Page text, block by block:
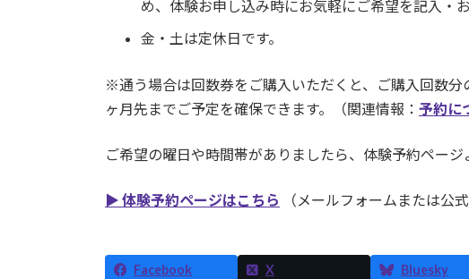
め、体験お申し込み時にお気軽にご希望を記入・
金・土は定休日です。
※通う場合は回数券をご購入いただくと、ご購入回数
ヶ月先までご予定を確保できます。（関連情報： 予約に
ご希望の曜日や時間帯がありましたら、体験予約ページ
▶ 体験予約ページはこちら （メールフォームまたは公
Facebook X Bluesky